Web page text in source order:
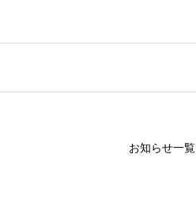
お知らせ一覧